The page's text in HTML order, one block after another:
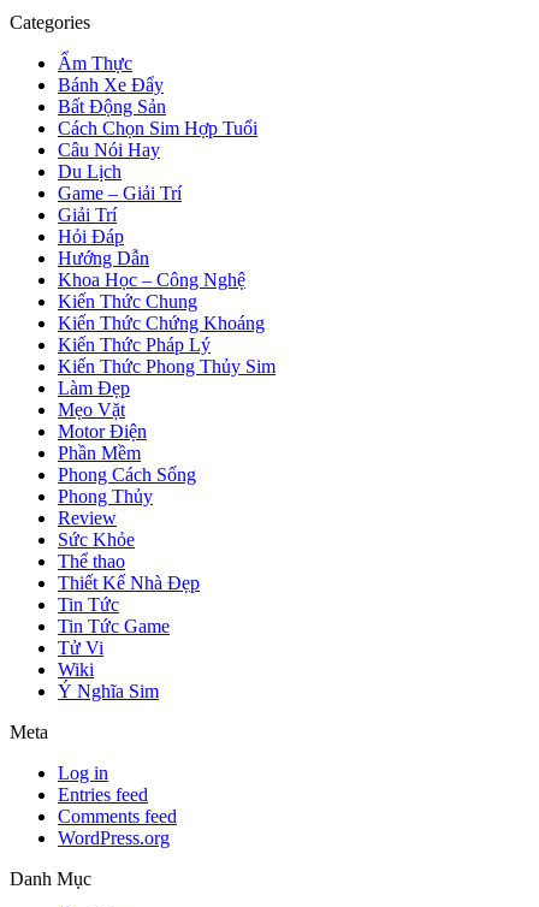
Categories
Ẩm Thực
Bánh Xe Đẩy
Bất Động Sản
Cách Chọn Sim Hợp Tuổi
Câu Nói Hay
Du Lịch
Game – Giải Trí
Giải Trí
Hỏi Đáp
Hướng Dẫn
Khoa Học – Công Nghệ
Kiến Thức Chung
Kiến Thức Chứng Khoáng
Kiến Thức Pháp Lý
Kiến Thức Phong Thủy Sim
Làm Đẹp
Mẹo Vặt
Motor Điện
Phần Mềm
Phong Cách Sống
Phong Thủy
Review
Sức Khỏe
Thể thao
Thiết Kế Nhà Đẹp
Tin Tức
Tin Tức Game
Tử Vi
Wiki
Ý Nghĩa Sim
Meta
Log in
Entries feed
Comments feed
WordPress.org
Danh Mục